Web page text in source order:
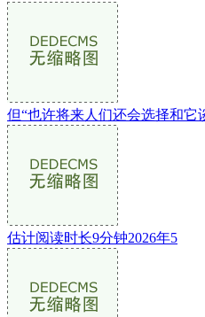
但“也许将来人们还会选择和它
估计阅读时长9分钟2026年5